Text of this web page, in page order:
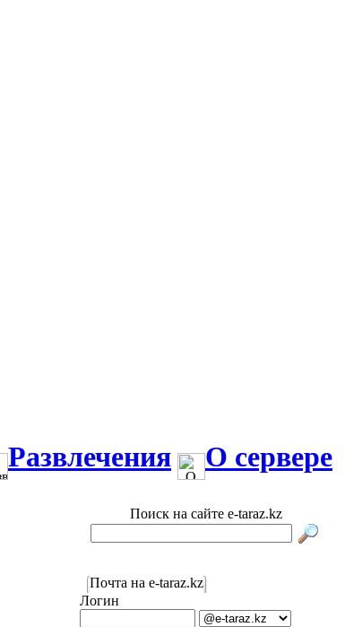
Развлечения О сервере
Поиск на сайте e-taraz.kz
Почта на e-taraz.kz
Логин